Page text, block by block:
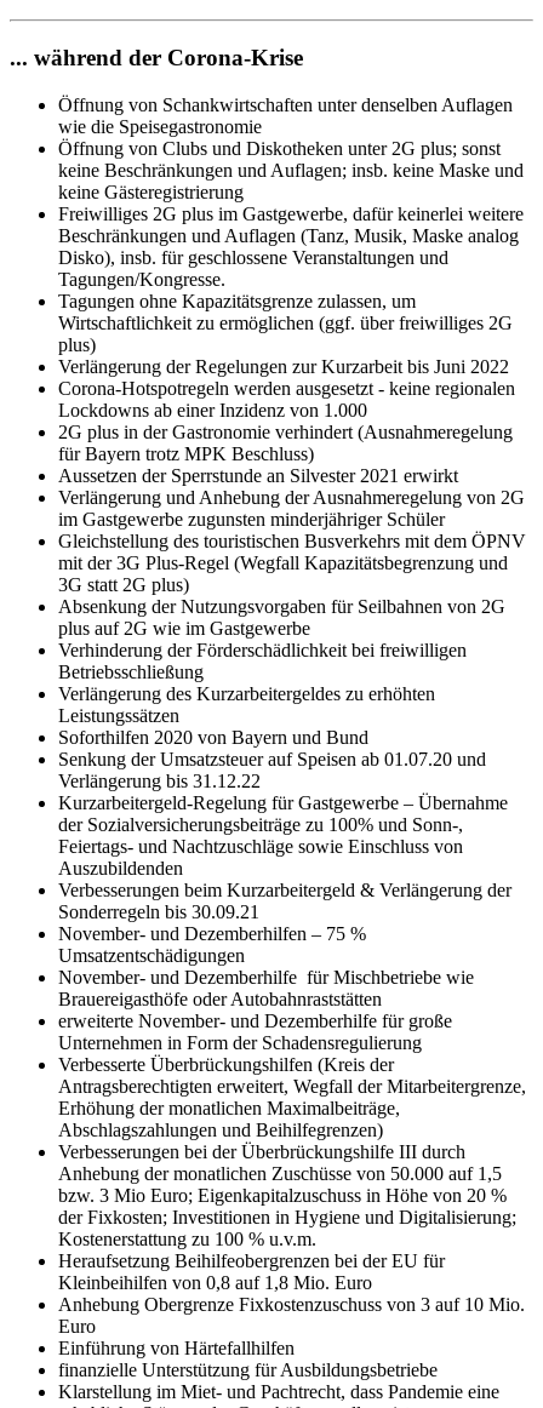
... während der Corona-Krise
Öffnung von Schankwirtschaften unter denselben Auflagen
wie die Speisegastronomie
Öffnung von Clubs und Diskotheken unter 2G plus; sonst
keine Beschränkungen und Auflagen; insb. keine Maske und
keine Gästeregistrierung
Freiwilliges 2G plus im Gastgewerbe, dafür keinerlei weitere
Beschränkungen und Auflagen (Tanz, Musik, Maske analog
Disko), insb. für geschlossene Veranstaltungen und
Tagungen/Kongresse.
Tagungen ohne Kapazitätsgrenze zulassen, um
Wirtschaftlichkeit zu ermöglichen (ggf. über freiwilliges 2G
plus)
Verlängerung der Regelungen zur Kurzarbeit bis Juni 2022
Corona-Hotspotregeln werden ausgesetzt - keine regionalen
Lockdowns ab einer Inzidenz von 1.000
2G plus in der Gastronomie verhindert (Ausnahmeregelung
für Bayern trotz MPK Beschluss)
Aussetzen der Sperrstunde an Silvester 2021 erwirkt
Verlängerung und Anhebung der Ausnahmeregelung von 2G
im Gastgewerbe zugunsten minderjähriger Schüler
Gleichstellung des touristischen Busverkehrs mit dem ÖPNV
mit der 3G Plus-Regel (Wegfall Kapazitätsbegrenzung und
3G statt 2G plus)
Absenkung der Nutzungsvorgaben für Seilbahnen von 2G
plus auf 2G wie im Gastgewerbe
Verhinderung der Förderschädlichkeit bei freiwilligen
Betriebsschließung
Verlängerung des Kurzarbeitergeldes zu erhöhten
Leistungssätzen
Soforthilfen 2020 von Bayern und Bund
Senkung der Umsatzsteuer auf Speisen ab 01.07.20 und
Verlängerung bis 31.12.22
Kurzarbeitergeld-Regelung für Gastgewerbe – Übernahme
der Sozialversicherungsbeiträge zu 100% und Sonn-,
Feiertags- und Nachtzuschläge sowie Einschluss von
Auszubildenden
Verbesserungen beim Kurzarbeitergeld & Verlängerung der
Sonderregeln bis 30.09.21
November- und Dezemberhilfen – 75 %
Umsatzentschädigungen
November- und Dezemberhilfe für Mischbetriebe wie
Brauereigasthöfe oder Autobahnraststätten
erweiterte November- und Dezemberhilfe für große
Unternehmen in Form der Schadensregulierung
Verbesserte Überbrückungshilfen (Kreis der
Antragsberechtigten erweitert, Wegfall der Mitarbeitergrenze,
Erhöhung der monatlichen Maximalbeiträge,
Abschlagszahlungen und Beihilfegrenzen)
Verbesserungen bei der Überbrückungshilfe III durch
Anhebung der monatlichen Zuschüsse von 50.000 auf 1,5
bzw. 3 Mio Euro; Eigenkapitalzuschuss in Höhe von 20 %
der Fixkosten; Investitionen in Hygiene und Digitalisierung;
Kostenerstattung zu 100 % u.v.m.
Heraufsetzung Beihilfeobergrenzen bei der EU für
Kleinbeihilfen von 0,8 auf 1,8 Mio. Euro
Anhebung Obergrenze Fixkostenzuschuss von 3 auf 10 Mio.
Euro
Einführung von Härtefallhilfen
finanzielle Unterstützung für Ausbildungsbetriebe
Klarstellung im Miet- und Pachtrecht, dass Pandemie eine